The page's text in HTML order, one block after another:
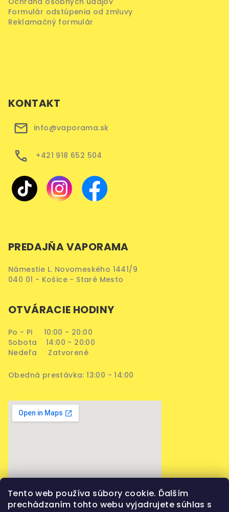
Tento web používa súbory cookie. Ďalším
prechádzaním tohto webu vyjadrujete súhlas s
Formulár odstúpenia od zmluvy
Reklamačný formulár
KONTAKT
info@vaporama.sk
+421 918 652 504
PREDAJŇA VAPORAMA
Námestie L. Novomeského 1441/9
040 01 - Košice - Staré Mesto
OTVÁRACIE HODINY
Po - Pi 10:00 - 20:00
Sobota 14:00 - 20:00
Nedeľa Zatvorené
Obedná prestávka: 13:00 - 14:00